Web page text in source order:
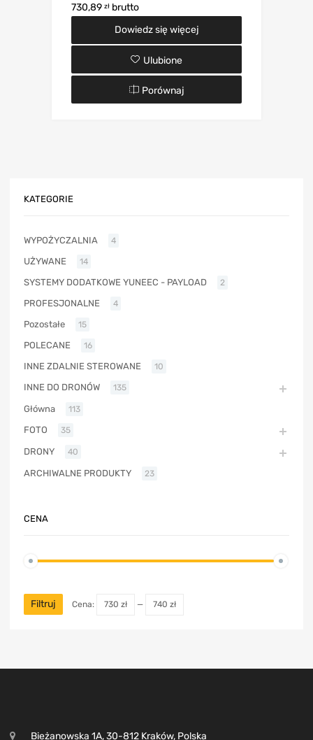
730,89 zł brutto
Dowiedz się więcej
Ulubione
Porównaj
KATEGORIE
WYPOŻYCZALNIA 4
UŻYWANE 14
SYSTEMY DODATKOWE YUNEEC - PAYLOAD 2
PROFESJONALNE 4
Pozostałe 15
POLECANE 16
INNE ZDALNIE STEROWANE 10
INNE DO DRONÓW 135
Główna 113
FOTO 35
DRONY 40
ARCHIWALNE PRODUKTY 23
CENA
Filtruj Cena: 730 zł — 740 zł
Bieżanowska 1A, 30-812 Kraków, Polska